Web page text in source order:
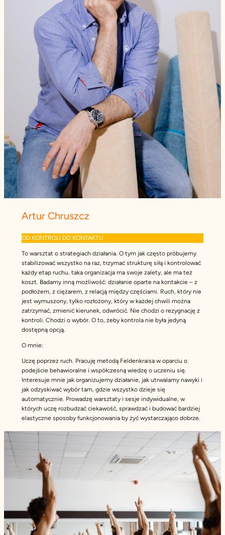
Artur Chruszcz
OD KONTROLI DO KONTAKTU
To warsztat o strategiach działania. O tym jak często próbujemy
stabilizować wszystko na raz, trzymać strukturę siłą i kontrolować
każdy etap ruchu. taka organizacja ma swoje zalety, ale ma też
koszt. Badamy inną możliwość: działanie oparte na kontakcie – z
podłożem, z ciężarem, z relacją między częściami. Ruch, który nie
jest wymuszony, tylko rozłożony, który w każdej chwili można
zatrzymać, zmienić kierunek, odwrócić. Nie chodzi o rezygnację z
kontroli. Chodzi o wybór. O to, żeby kontrola nie była jedyną
dostępną opcją.
O mnie:
Uczę poprzez ruch. Pracuję metodą Feldenkraisa w oparciu o
podejście behawioralne i współczesną wiedzę o uczeniu się.
Interesuje mnie jak organizujemy działanie, jak utrwalamy nawyki i
jak odzyskiwać wybór tam, gdzie wszystko dzieje się
automatycznie. Prowadzę warsztaty i sesje indywidualne, w
których uczę rozbudzać ciekawość, sprawdzać i budować bardziej
elastyczne sposoby funkcjonowania by żyć wystarczająco dobrze.